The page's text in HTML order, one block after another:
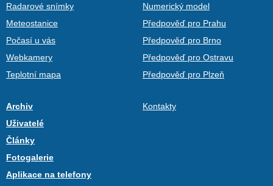
Radarové snímky
Meteostanice
Počasí u vás
Webkamery
Teplotní mapa
Numerický model
Předpověď pro Prahu
Předpověď pro Brno
Předpověď pro Ostravu
Předpověď pro Plzeň
Archiv
Uživatelé
Články
Fotogalerie
Aplikace na telefony
Kontakty